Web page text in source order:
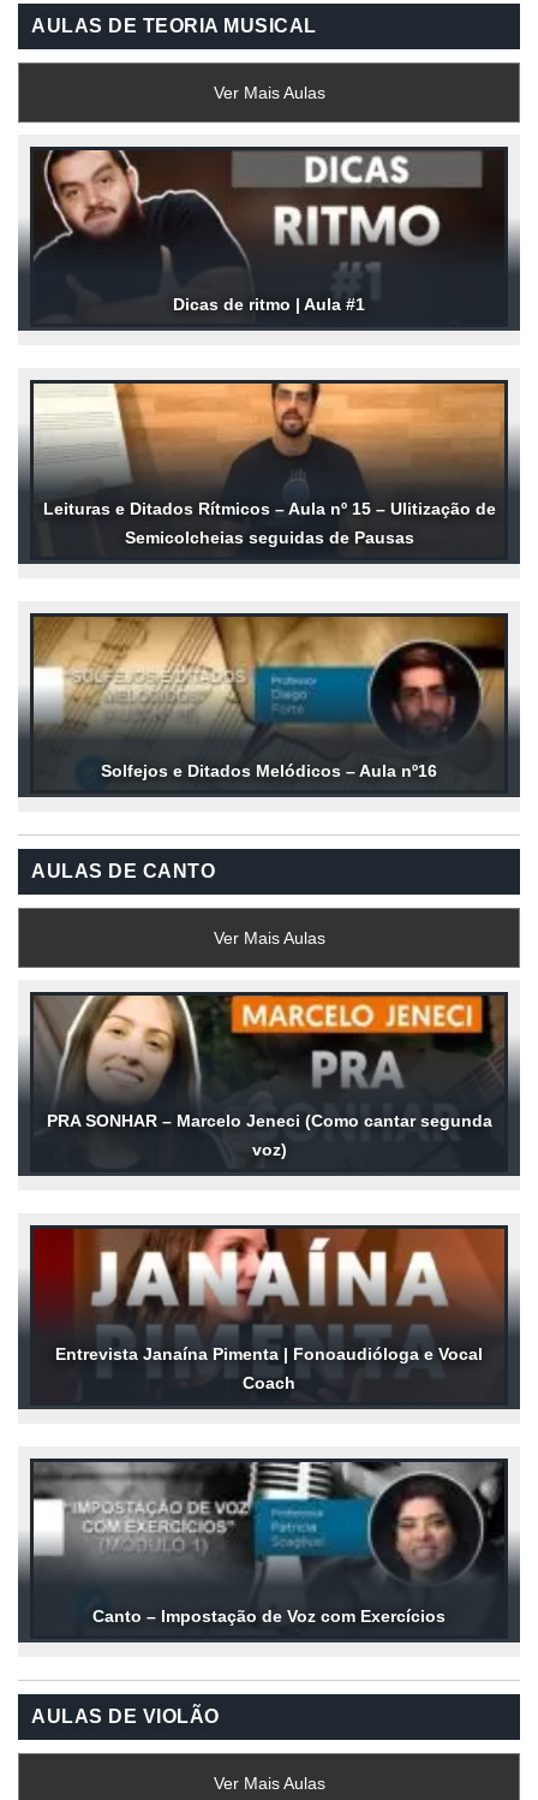
AULAS DE TEORIA MUSICAL
Ver Mais Aulas
Dicas de ritmo | Aula #1
Leituras e Ditados Rítmicos – Aula nº 15 – Ulitização de
Semicolcheias seguidas de Pausas
Solfejos e Ditados Melódicos – Aula nº16
AULAS DE CANTO
Ver Mais Aulas
PRA SONHAR – Marcelo Jeneci (Como cantar segunda
voz)
Entrevista Janaína Pimenta | Fonoaudióloga e Vocal
Coach
Canto – Impostação de Voz com Exercícios
AULAS DE VIOLÃO
Ver Mais Aulas